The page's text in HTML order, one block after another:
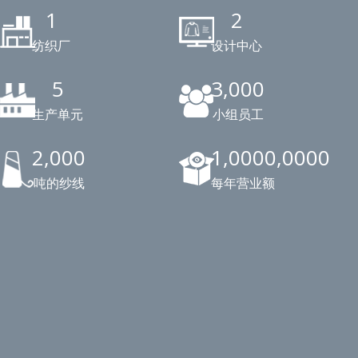
1
纺织厂
5
生产单元
2,000
吨的纱线
2
设计中心
3,000
小组员工
1,0000,0000
每年营业额